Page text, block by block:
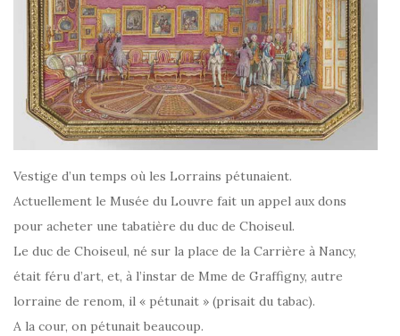
Vestige d’un temps où les Lorrains pétunaient.
Actuellement le Musée du Louvre fait un appel aux dons
pour acheter une tabatière du duc de Choiseul.
Le duc de Choiseul, né sur la place de la Carrière à Nancy,
était féru d’art, et, à l’instar de Mme de Graffigny, autre
lorraine de renom, il « pétunait » (prisait du tabac).
A la cour, on pétunait beaucoup.